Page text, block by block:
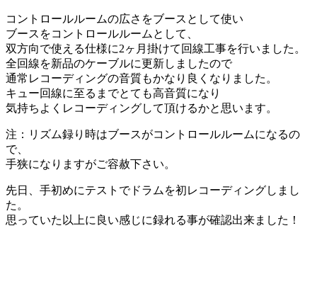
コントロールルームの広さをブースとして使い
ブースをコントロールルームとして、
双方向で使える仕様に2ヶ月掛けて回線工事を行いました。
全回線を新品のケーブルに更新しましたので
通常レコーディングの音質もかなり良くなりました。
キュー回線に至るまでとても高音質になり
気持ちよくレコーディングして頂けるかと思います。
注：リズム録り時はブースがコントロールルームになるの
で、
手狭になりますがご容赦下さい。
先日、手初めにテストでドラムを初レコーディングしまし
た。
思っていた以上に良い感じに録れる事が確認出来ました！